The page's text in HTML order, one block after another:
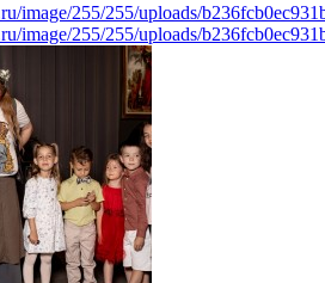
image/255/255/uploads/
image/255/255/uploads/